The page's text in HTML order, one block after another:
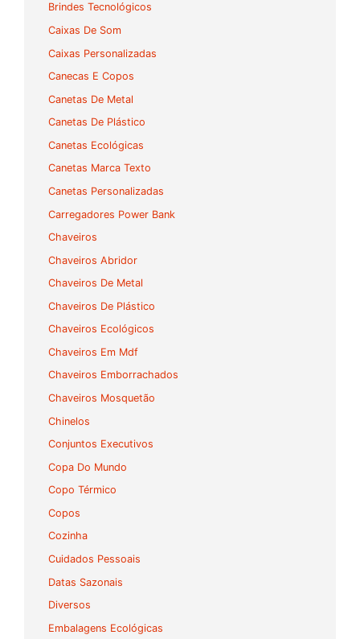
Brindes Tecnológicos
Caixas De Som
Caixas Personalizadas
Canecas E Copos
Canetas De Metal
Canetas De Plástico
Canetas Ecológicas
Canetas Marca Texto
Canetas Personalizadas
Carregadores Power Bank
Chaveiros
Chaveiros Abridor
Chaveiros De Metal
Chaveiros De Plástico
Chaveiros Ecológicos
Chaveiros Em Mdf
Chaveiros Emborrachados
Chaveiros Mosquetão
Chinelos
Conjuntos Executivos
Copa Do Mundo
Copo Térmico
Copos
Cozinha
Cuidados Pessoais
Datas Sazonais
Diversos
Embalagens Ecológicas